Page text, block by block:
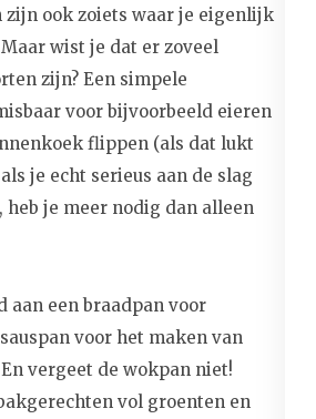
zijn ook zoiets waar je eigenlijk
wist je dat er zoveel
zijn? Een simpele
voor bijvoorbeeld eieren
flippen (als dat lukt
je echt serieus aan de slag
je meer nodig dan alleen
aan een braadpan voor
voor het maken van
vergeet de wokpan niet!
vol groenten en